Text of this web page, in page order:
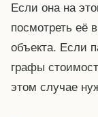
Если она на
посмотреть её
объекта. Если
графы
этом случае